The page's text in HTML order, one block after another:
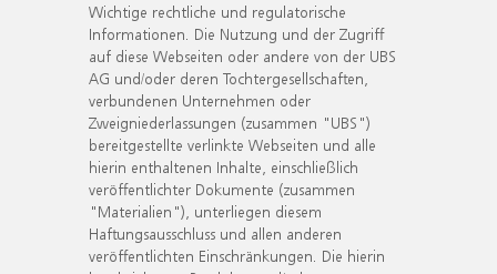
Wichtige rechtliche und regulatorische
Informationen. Die Nutzung und der Zugriff
auf diese Webseiten oder andere von der UBS
AG und/oder deren Tochtergesellschaften,
verbundenen Unternehmen oder
Zweigniederlassungen (zusammen "UBS")
bereitgestellte verlinkte Webseiten und alle
hierin enthaltenen Inhalte, einschließlich
veröffentlichter Dokumente (zusammen
"Materialien"), unterliegen diesem
Haftungsausschluss und allen anderen
veröffentlichten Einschränkungen. Die hierin